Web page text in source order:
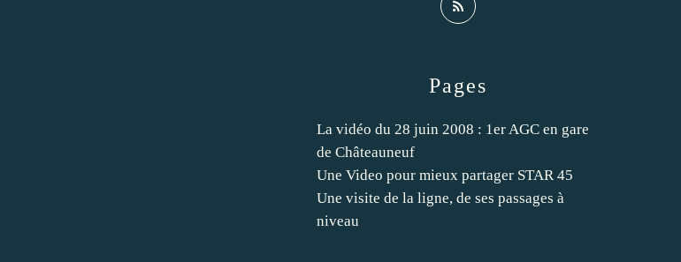
Pages
La vidéo du 28 juin 2008 : 1er AGC en gare
de Châteauneuf
Une Video pour mieux partager STAR 45
Une visite de la ligne, de ses passages à
niveau